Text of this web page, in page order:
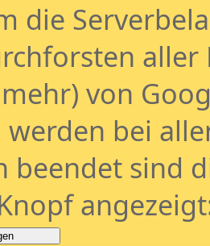
die
aller
von
werden bei
beendet sind